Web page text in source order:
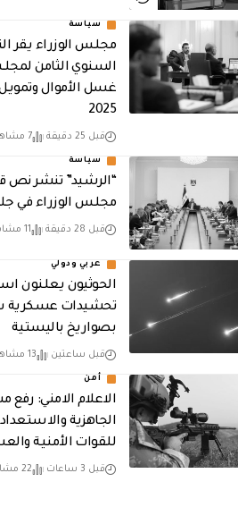
سياسة
مجلس الوزراء يقر
السنوي الثامن
غسل الأموال وتمويـل
2025
قبل 25 دقيقة 7 مشاهدات
سياسة
“الرشيد” تنشر نص
مجلس الوزراء في
قبل 28 دقيقة 11 مشاهدات
عربي ودولي
الحوثيون يعلنون
تحشيدات عسكرية
بصواريخ باليستية
قبل ساعتين 13 مشاهدات
أمن
الاعلام الامني: رفع
الجاهزية والاستعداد
للقوات الأمنية
قبل 3 ساعات 22 مشاهدات